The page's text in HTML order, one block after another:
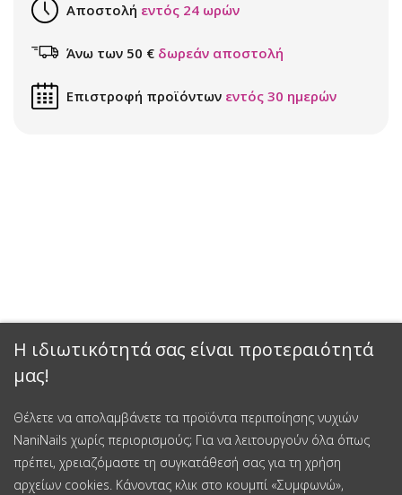
Η ιδιωτικότητά σας είναι προτεραιότητά
μας!
Θέλετε να απολαμβάνετε τα προϊόντα περιποίησης νυχιών
NaniNails χωρίς περιορισμούς; Για να λειτουργούν όλα όπως
πρέπει, χρειαζόμαστε τη συγκατάθεσή σας για τη χρήση
αρχείων cookies. Κάνοντας κλικ στο κουμπί «Συμφωνώ»,
Αποστολή εντός 24 ωρών
Άνω των 50 € δωρεάν αποστολή
Επιστροφή προϊόντων εντός 30 ημερών